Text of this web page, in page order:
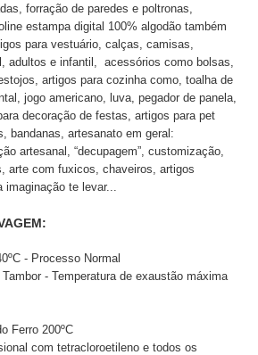
forração de paredes e poltronas,
estampa digital 100% algodão também
para vestuário, calças, camisas,
adultos e infantil, acessórios como bolsas,
artigos para cozinha como, toalha de
jogo americano, luva, pegador de panela,
decoração de festas, artigos para pet
bandanas, artesanato em geral:
artesanal, “decupagem”, customização,
arte com fuxicos, chaveiros, artigos
te levar...
- Processo Normal
- Temperatura de exaustão máxima
Ferro 200ºC
com tetracloroetileno e todos os